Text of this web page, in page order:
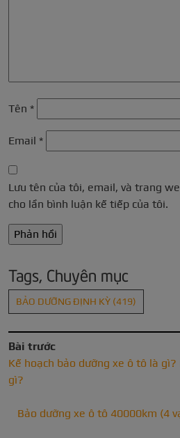
Tên *
Email *
Lưu tên của tôi, email, và trang
cho lần bình luận kế tiếp của tôi.
Tags, Chuyên mục
BẢO DƯỠNG ĐỊNH KỲ (419)
Bài trước
Kế hoạch bảo dưỡng xe ô tô là
gì?
Bảo dưỡng xe ô tô 40000km (4